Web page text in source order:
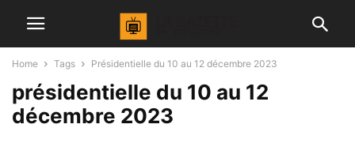
Home Tags Présidentielle du 10 au 12 décembre 2023
présidentielle du 10 au 12
décembre 2023